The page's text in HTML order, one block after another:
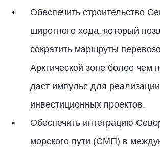
Обеспечить строительство
широтного хода, который
сократить маршруты
Арктической зоне более чем
даст импульс для
инвестиционных проектов.
Обеспечить интеграцию
морского пути (СМП) в